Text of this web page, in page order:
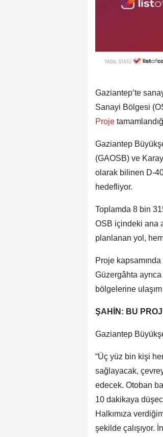
Gaziantep’te
Sanayi Bölgesi
Proje
Gaziantep
(GAOSB) ve
olarak bilinen D-
hedefliyor.
Toplamda 8 bin
OSB içindeki ana
planlanan yol,
Proje
Güzergâhta
bölgelerine
ŞAHİN: BU
Gaziantep
“Üç yüz bin kişi
sağlayacak,
edecek. Otoban
10 dakikaya
Halkımıza
şekilde çalışıyor.